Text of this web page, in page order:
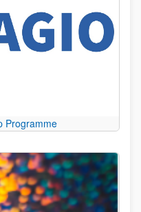
Programme